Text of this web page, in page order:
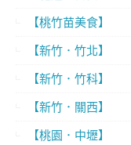
【桃竹苗美食】
【新竹．竹北】
【新竹．竹科】
【新竹．關西】
【桃園．中壢】